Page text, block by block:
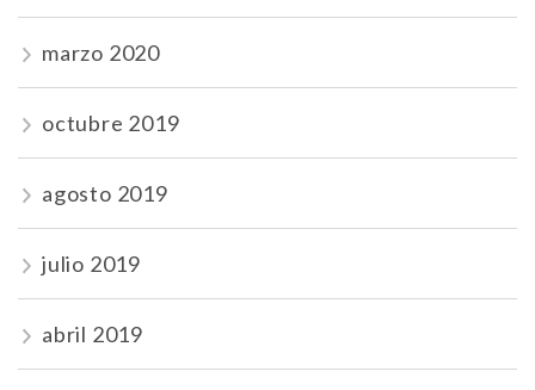
marzo 2020
octubre 2019
agosto 2019
julio 2019
abril 2019